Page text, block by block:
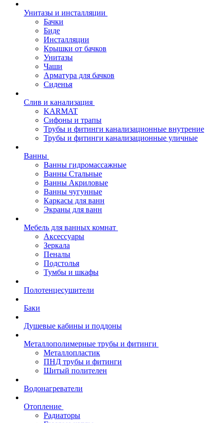
Унитазы и инсталляции
Бачки
Биде
Инсталляции
Крышки от бачков
Унитазы
Чаши
Арматура для бачков
Сиденья
Слив и канализация
KARMAT
Сифоны и трапы
Трубы и фитинги канализационные внутрение
Трубы и фитинги канализационные уличные
Ванны
Ванны гидромассажные
Ванны Стальные
Ванны Акриловые
Ванны чугунные
Каркасы для ванн
Экраны для ванн
Мебель для ванных комнат
Аксессуары
Зеркала
Пеналы
Подстолья
Тумбы и шкафы
Полотенцесушители
Баки
Душевые кабины и поддоны
Металлополимерные трубы и фитинги
Металлопластик
ПНД трубы и фитинги
Шитый полителен
Водонагреватели
Отопление
Радиаторы